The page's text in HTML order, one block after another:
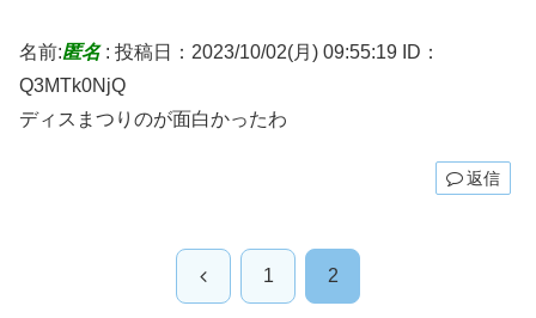
名前:匿名: 投稿日：2023/10/02(月) 09:55:19 ID：
Q3MTk0NjQ
ディスまつりのが面白かったわ
返信
前 1 2